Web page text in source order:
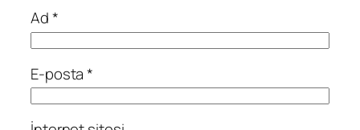
Ad*
E-posta*